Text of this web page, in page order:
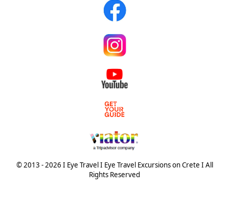
© 2013 - 2026 I Eye Travel I Eye Travel Excursions on Crete I All
Rights Reserved